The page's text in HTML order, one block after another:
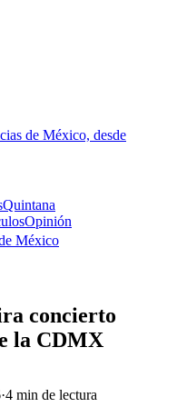
de México, desde
Quintana
Opinión
México
concierto
la CDMX
·4 min de lectura